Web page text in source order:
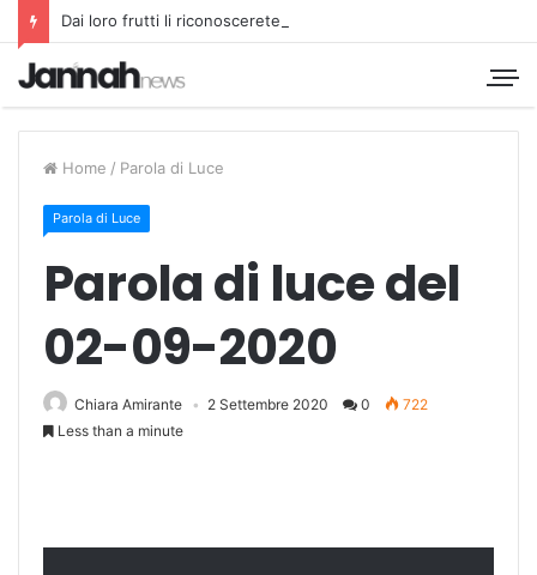
Dai loro frutti li riconoscerete
Home / Parola di Luce
Parola di Luce
Parola di luce del
02-09-2020
Chiara Amirante 2 Settembre 2020 0
722
Less than a minute